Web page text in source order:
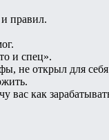
правил.
и спец».
не открыл для
вас как